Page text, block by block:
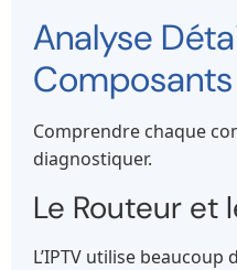
Analyse
Composants
Comprendre chaque
diagnostiquer.
Le Routeur et
L’IPTV utilise beaucoup